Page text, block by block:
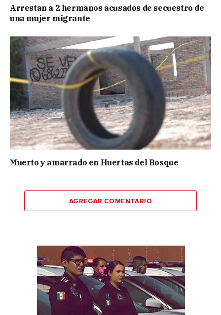
Arrestan a 2 hermanos acusados de secuestro de
una mujer migrante
Muerto y amarrado en Huertas del Bosque
AGREGAR COMENTARIO